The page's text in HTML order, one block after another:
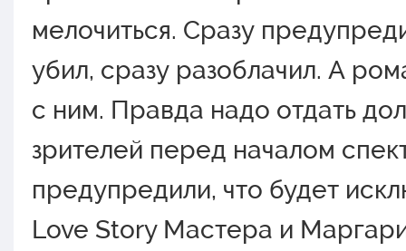
мелочиться. Сразу
убил, сразу разоблачил. А
с ним. Правда надо отдать
зрителей перед началом
предупредили, что будет
Love Story Мастера и